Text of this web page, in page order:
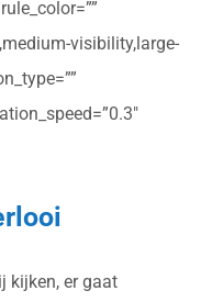
visibility,large-
kijken, er gaat